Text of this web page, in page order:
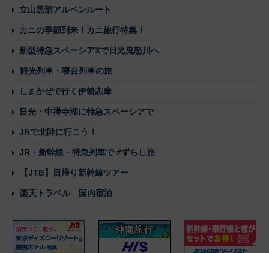
立山黒部アルペンルート
カニの季節到来！カニ旅行特集！
新型特急スペーシアXで日光鬼怒川へ
観光列車・寝台列車の旅
しまかぜで行く伊勢志摩
日光・中禅寺湖に特急スペーシアで
JRで北陸に行こう！
JR・新幹線・特急列車で #ずらし旅
【JTB】日帰り新幹線ツアー
楽天トラベル 国内宿泊